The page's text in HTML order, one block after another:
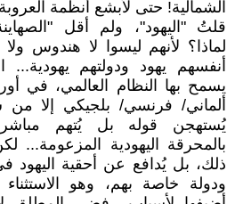
الشمالية! حتى لأبشع أنظمة
قلتُ "اليهود"، ولم أقل
لماذا؟ لأنهم ليسوا لا هندوس
أنفسهم يهود ودولتهم يهودية...
يسمح بها النظام العالمي، في
ألماني/ فرنسي/ بلجيكي إلا
يُستهجن قوله بل يُتهم
بالمحرقة اليهودية المزعومة...
ذلك، بل يُدافع عن أحقية
ودولة خاصة بهم، وهو